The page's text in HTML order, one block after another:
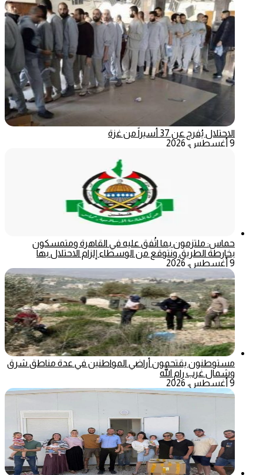
الاحتلال يُفرج عن 37 أسيراً من غزة
9 أغسطس، 2026
حماس: ملتزمون بما اتُفق عليه في القاهرة ومتمسكون
بخارطة الطريق ونتوقع من الوسطاء إلزام الاحتلال بها
9 أغسطس، 2026
مستوطنون يقتحمون أراضي المواطنين في عدة مناطق شرق
وشمال غرب رام الله
9 أغسطس، 2026